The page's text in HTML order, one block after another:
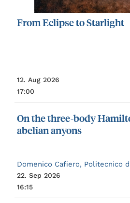
FromEclipsetoStarlight
12. Aug 2026
17:00
Onthethree-body
abeliananyons
Domenico Cafiero, Politecnico
22. Sep 2026
16:15